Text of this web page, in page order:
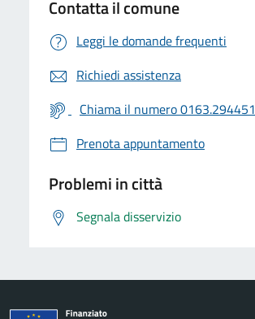
Contatta il comune
Leggi le domande frequenti
Richiedi assistenza
Chiama il numero 0163.294451
Prenota appuntamento
Problemi in città
Segnala disservizio